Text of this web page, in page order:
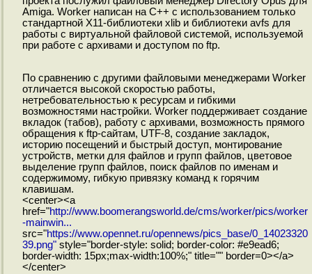
Amiga. Worker написан на С++ с использованием только
стандартной X11-библиотеки xlib и библиотеки avfs для
работы с виртуальной файловой системой, используемой
при работе с архивами и доступом по ftp.
По сравнению с другими файловыми менеджерами Worker
отличается высокой скоростью работы,
нетребовательностью к ресурсам и гибкими
возможностями настройки. Worker поддерживает создание
вкладок (табов), работу с архивами, возможность прямого
обращения к ftp-сайтам, UTF-8, создание закладок,
историю посещений и быстрый доступ, монтирование
устройств, метки для файлов и групп файлов, цветовое
выделение групп файлов, поиск файлов по именам и
содержимому, гибкую привязку команд к горячим
клавишам.
<center><a
href="http://www.boomerangsworld.de/cms/worker/pics/worker
-mainwin...
src="https://www.opennet.ru/opennews/pics_base/0_14023320
39.png"style="border-style: solid; border-color: #e9ead6;
border-width: 15px;max-width:100%;" title="" border=0></a>
</center>